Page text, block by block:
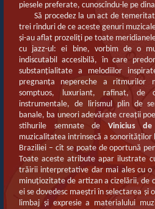
piesele preferate, cunoscîndu-le pe
Să procedez la un act de
trei rînduri de ce aceste genuri
şi-au aflat prozeliţi pe toate
cu jazz-ul: ei bine, vorbim de o
indiscutabil accesibilă, în care
substanţialitate a melodiilor
pregnanţa nepereche a ritmurilor
somptuos, luxuriant, rafinat, de
instrumentale, de lirismul plin de
banale, ba uneori adevărate creaţii
stihurile semnate de Vinicius
muzicalitatea intrinsecă a
Braziliei – cît se poate de oportună
Toate aceste atribute apar ilustrate
trăirii interpretative dar mai ales cu
minuţiozitate de artizan a cizelării, de
ei se dovedesc maeştri în selectarea
limbaj şi expresie a materialului